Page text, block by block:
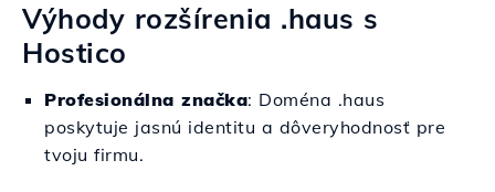
Výhody rozšírenia .haus s
Hostico
Profesionálna značka: Doména .haus
poskytuje jasnú identitu a dôveryhodnosť pre
tvoju firmu.